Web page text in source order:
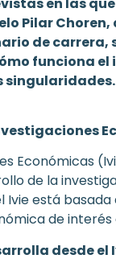
Pilar
de carrera,
funciona
Económicas
de la
Ivie está
de interés
desde el